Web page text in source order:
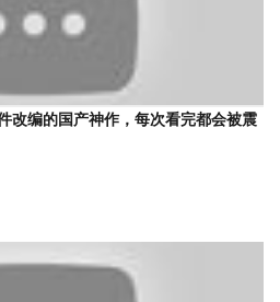
改编的国产神作，每次看完都会被震